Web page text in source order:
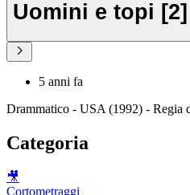
Uomini e topi
5 anni fa
Drammatico - USA (1992) - Regia
Categoria
🎥
Cortometraggi